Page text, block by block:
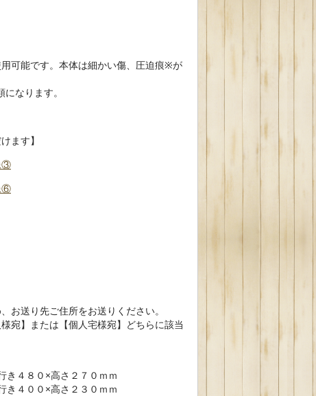
可能です。本体は細かい傷、圧迫痕※が
なります。
ます】
③
⑥
お送り先ご住所をお送りください。
宛】または【個人宅様宛】どちらに該当
き４８０×高さ２７０ｍｍ
き４００×高さ２３０ｍｍ